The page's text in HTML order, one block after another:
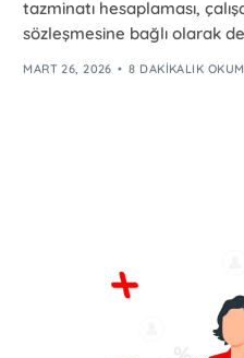
tazminatı hesaplaması,
sözleşmesine bağlı olarak
MART 26, 2026 8 DAKIKALIK